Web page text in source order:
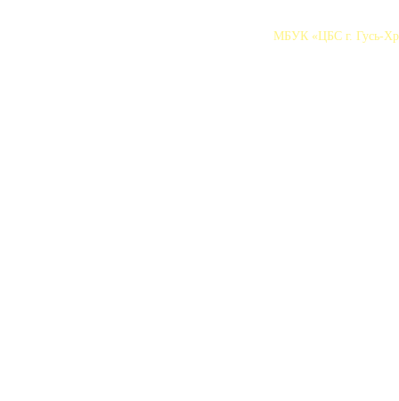
МБУК «ЦБС г. Гусь-